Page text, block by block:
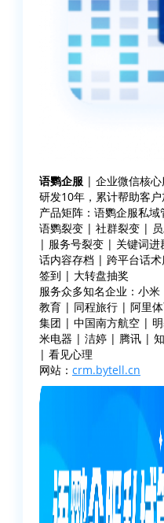
语鹦企服 | 企业微信核
研发10年，累计帮助客
产品矩阵：语鹦企服私
语鹦裂变 | 社群裂变 |
| 服务号裂变 | 关键词
话内容存档 | 跨平台话
签到 | 大转盘抽奖
服务众多知名企业：小
教育 | 同程旅行 | 阿里
集团 | 中国南方航空 |
米电器 | 洁婷 | 腾讯 |
| 看见心理
网站： crm.bytell.cn